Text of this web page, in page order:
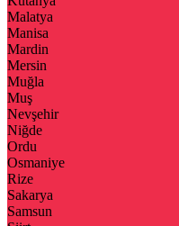
Malatya
Manisa
Mardin
Mersin
Muğla
Muş
Nevşehir
Niğde
Ordu
Osmaniye
Rize
Sakarya
Samsun